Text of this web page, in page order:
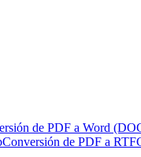
de PDF a Word
Conversión de PDF a RTF